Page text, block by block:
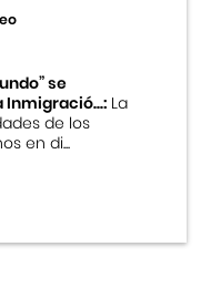
se
Inmigració...:La
de los
en di...